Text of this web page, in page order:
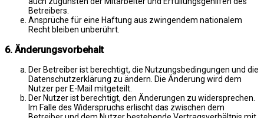
Betreibers.
Ansprüche für eine Haftung aus zwingendem nationalem
Recht bleiben unberührt.
6. Änderungsvorbehalt
Der Betreiber ist berechtigt, die Nutzungsbedingungen und die
Datenschutzerklärung zu ändern. Die Änderung wird dem
Nutzer per E-Mail mitgeteilt.
Der Nutzer ist berechtigt, den Änderungen zu widersprechen.
Im Falle des Widerspruchs erlischt das zwischen dem